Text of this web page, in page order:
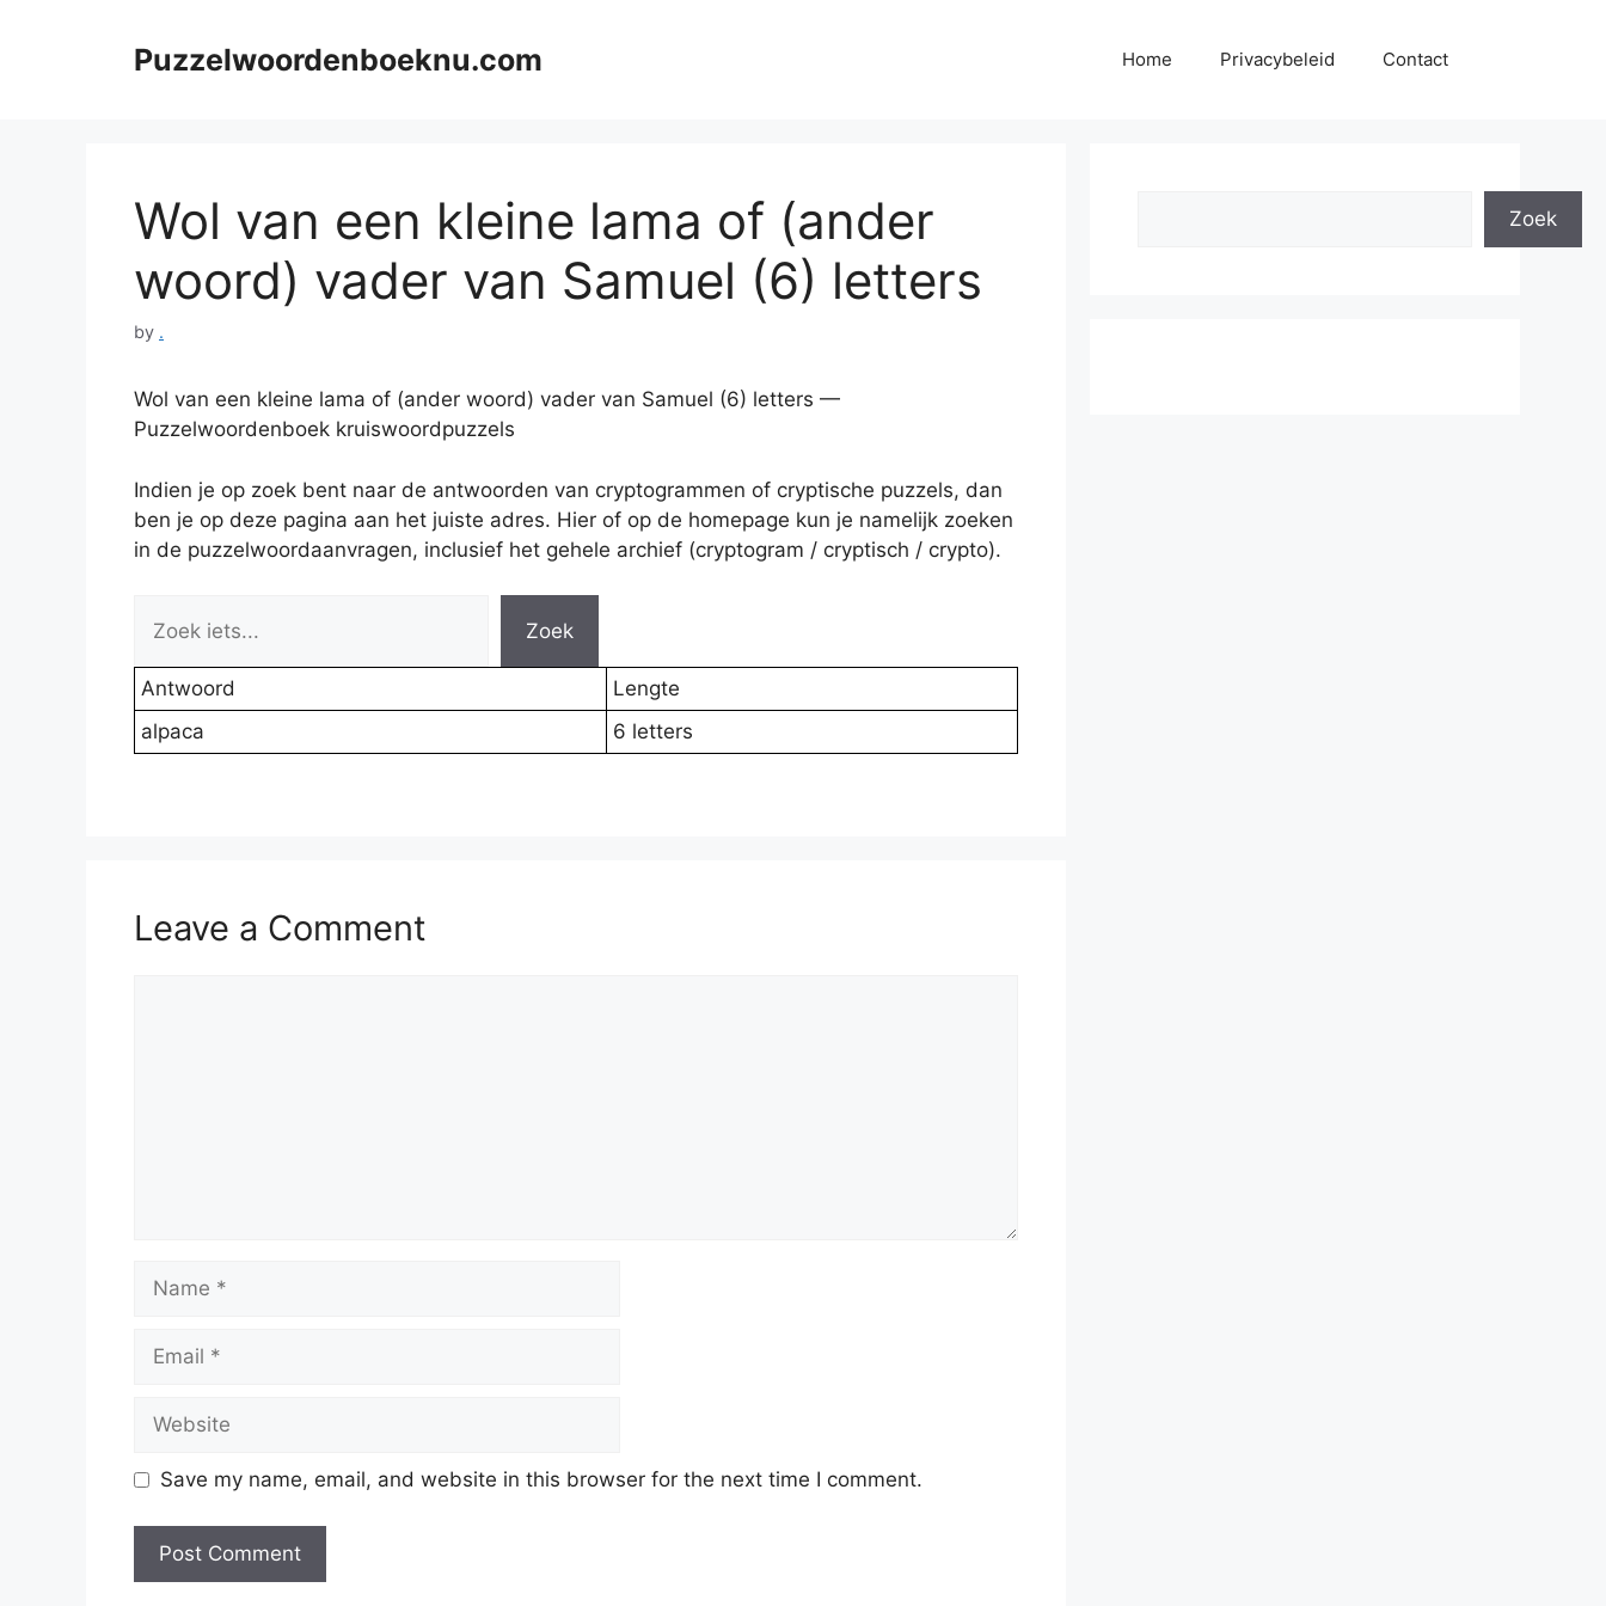
Puzzelwoordenboeknu.com Home Privacybeleid Contact
Wol van een kleine lama of (ander
woord) vader van Samuel (6) letters
by .
Wol van een kleine lama of (ander woord) vader van Samuel (6) letters —
Puzzelwoordenboek kruiswoordpuzzels
Indien je op zoek bent naar de antwoorden van cryptogrammen of cryptische puzzels, dan
ben je op deze pagina aan het juiste adres. Hier of op de homepage kun je namelijk zoeken
in de puzzelwoordaanvragen, inclusief het gehele archief (cryptogram / cryptisch / crypto).
Zoek
Antwoord
Lengte
alpaca
6 letters
Leave a Comment
Name
Email
Website
Save my name, email, and website in this browser for the next time I comment.
Zoek